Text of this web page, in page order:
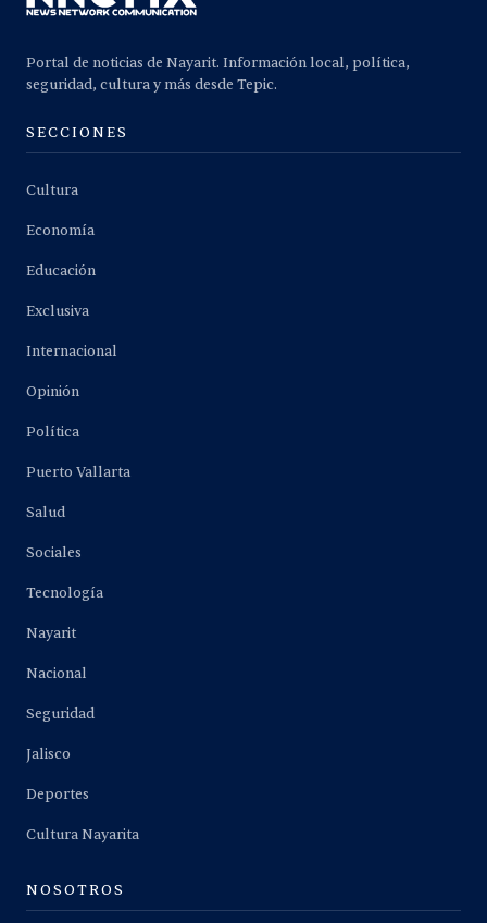
Portal de noticias de Nayarit. Información local, política,
seguridad, cultura y más desde Tepic.
SECCIONES
Cultura
Economía
Educación
Exclusiva
Internacional
Opinión
Política
Puerto Vallarta
Salud
Sociales
Tecnología
Nayarit
Nacional
Seguridad
Jalisco
Deportes
Cultura Nayarita
NOSOTROS